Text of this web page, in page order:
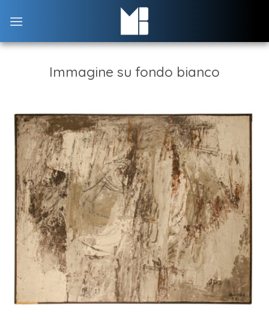
Immagine su fondo bianco